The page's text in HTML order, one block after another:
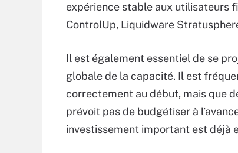
expérience stable aux utilisateurs
ControlUp, Liquidware
Il est également essentiel de se
globale de la capacité. Il est
correctement au début, mais que
prévoit pas de budgétiser à
investissement important est déjà